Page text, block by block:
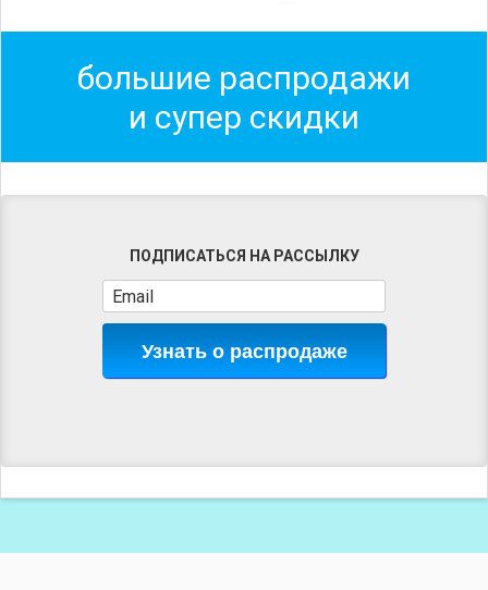
большие распродажи
и супер скидки
ПОДПИСАТЬСЯ НА РАССЫЛКУ
Узнать о распродаже